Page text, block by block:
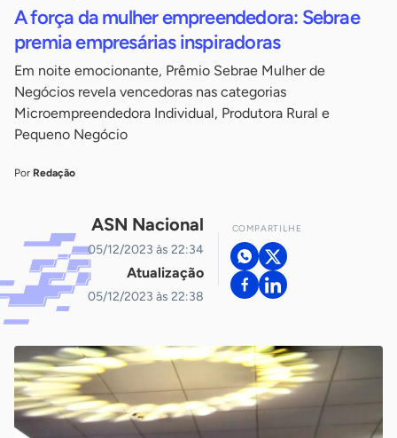
A força da mulher empreendedora: Sebrae
premia empresárias inspiradoras
Em noite emocionante, Prêmio Sebrae Mulher de
Negócios revela vencedoras nas categorias
Microempreendedora Individual, Produtora Rural e
Pequeno Negócio
Por Redação
ASN Nacional
05/12/2023 às 22:34
Atualização
05/12/2023 às 22:38
COMPARTILHE